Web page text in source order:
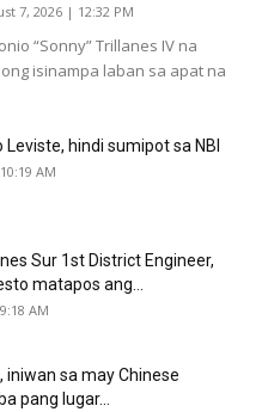
7, 2026 | 12:32 PM
“Sonny” Trillanes IV na
isinampa laban sa apat na
Leviste, hindi sumipot sa NBI
AM
Sur 1st District Engineer,
matapos ang...
AM
iniwan sa may Chinese
pang lugar...